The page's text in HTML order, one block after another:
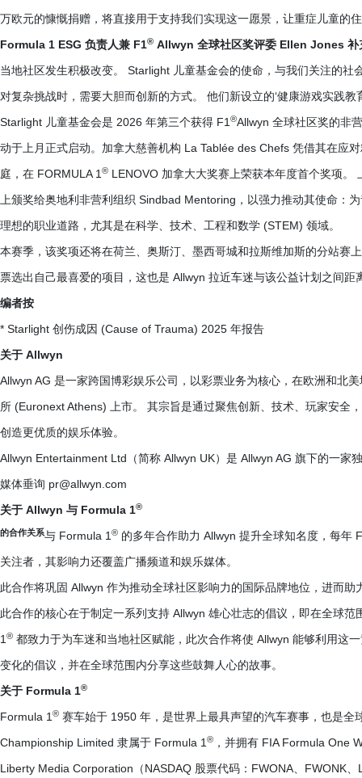
万欧元的慷慨捐赠，将直接用于支持我们实现这一愿景，让重症儿童的
Formula 1 ESG 负责人兼 F1® Allwyn 全球社区奖评委 Ellen Jones 补
当地社区发生积极改变。 Starlight 儿童基金会的使命，与我们关注的
对复杂挑战时，需要大胆而创新的方式。 他们新设立的‘健康游戏实践
Starlight 儿童基金会是 2026 年第三个获得 F1 ®Allwyn 全球社区奖的非
动于上月正式启动。加拿大慈善机构 La Tablée des Chefs 凭借其在
庭，在 FORMULA 1 ® LENOVO 加拿大大奖赛上荣获本年度首个奖项。
上颁奖给奥地利非营利组织 Sindbad Mentoring，以强力推动其使命：
理想的职业道路，尤其是在科学、技术、工程和数学 (STEM) 领域。
本赛季，该奖项还将在荷兰、奥斯汀、墨西哥城和拉斯维加斯的分站赛
票选出自己最喜爱的项目，这也是 Allwyn 拉近车迷与该公益计划之间距
编者按
* Starlight 创伤成因 (Cause of Trauma) 2025 年报告
关于 Allwyn
Allwyn AG 是一家跨国博彩娱乐公司，以彩票业务为核心，在欧洲和北
所 (Euronext Athens) 上市。 其宗旨是通过聚焦创新、技术、玩家安全
创造更优质的娱乐体验。
Allwyn Entertainment Ltd（简称 Allwyn UK）是 Allwyn AG 旗下的一家
媒体垂询 pr@allwyn.com
关于 Allwyn 与 Formula 1®
的合作关系与 Formula 1 ® 的多年合作助力 Allwyn 提升全球知名度，每年
关注者，其影响力还覆盖广播频道和娱乐媒体。
此合作将巩固 Allwyn 作为推动全球社区影响力的国际品牌地位，进而助
此合作的核心在于制定一系列支持 Allwyn 雄心壮志的倡议，即在全球
1 ® 都致力于为车迷和当地社区赋能，此次合作将使 Allwyn 能够利用这
变化的倡议，并在全球范围内分享这些鼓舞人心的故事。
关于 Formula 1®
Formula 1 ® 赛车始于 1950 年，是世界上最具声望的汽车赛事，也是
Championship Limited 隶属于 Formula 1 ® ，并拥有 FIA Formula One
Liberty Media Corporation（NASDAQ 股票代码：FWONA、FWONK